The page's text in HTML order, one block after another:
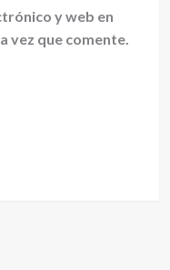
y web en
vez que comente.